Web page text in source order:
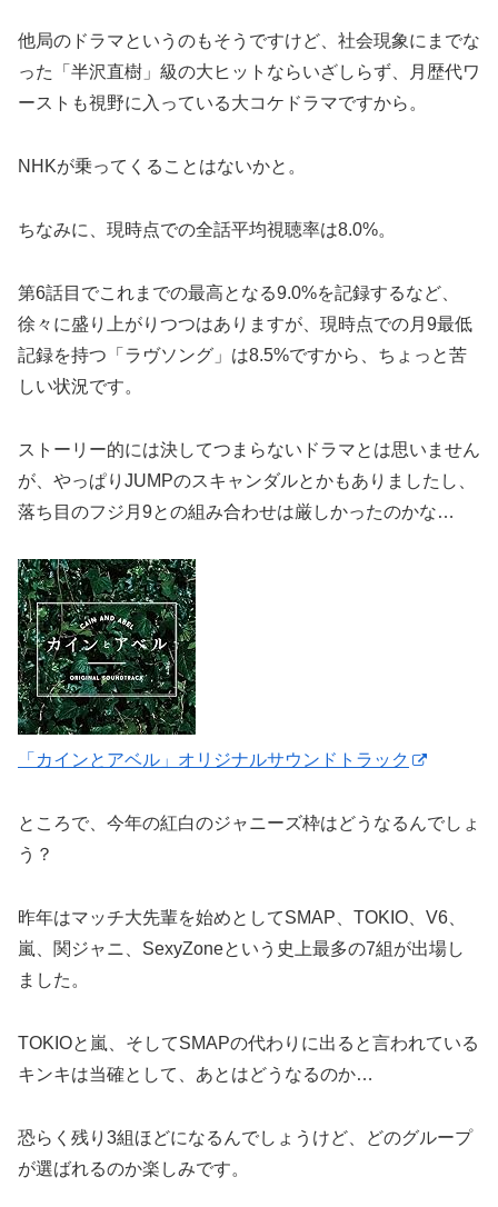
他局のドラマというのもそうですけど、社会現象にまでな
った「半沢直樹」級の大ヒットならいざしらず、月歴代ワ
ーストも視野に入っている大コケドラマですから。
NHKが乗ってくることはないかと。
ちなみに、現時点での全話平均視聴率は8.0%。
第6話目でこれまでの最高となる9.0%を記録するなど、
徐々に盛り上がりつつはありますが、現時点での月9最低
記録を持つ「ラヴソング」は8.5%ですから、ちょっと苦
しい状況です。
ストーリー的には決してつまらないドラマとは思いません
が、やっぱりJUMPのスキャンダルとかもありましたし、
落ち目のフジ月9との組み合わせは厳しかったのかな…
「カインとアベル」オリジナルサウンドトラック
ところで、今年の紅白のジャニーズ枠はどうなるんでしょ
う？
昨年はマッチ大先輩を始めとしてSMAP、TOKIO、V6、
嵐、関ジャニ、SexyZoneという史上最多の7組が出場し
ました。
TOKIOと嵐、そしてSMAPの代わりに出ると言われている
キンキは当確として、あとはどうなるのか…
恐らく残り3組ほどになるんでしょうけど、どのグループ
が選ばれるのか楽しみです。